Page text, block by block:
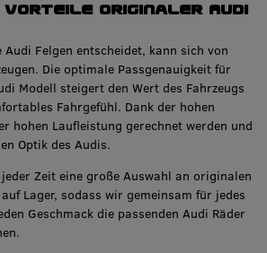
Vorteile originaler Audi
Felgen entscheidet, kann sich von
Die optimale Passgenauigkeit für
Modell steigert den Wert des Fahrzeugs
Fahrgefühl. Dank der hohen
hohen Laufleistung gerechnet werden und
Optik des Audis.
jeder Zeit eine große Auswahl an originalen
Lager, sodass wir gemeinsam für jedes
Geschmack die passenden Audi Räder